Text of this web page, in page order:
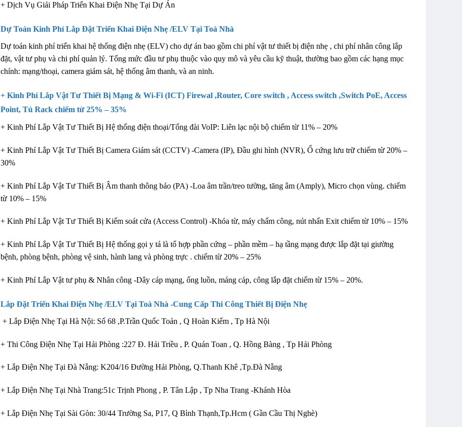
+ Dịch Vụ Giải Pháp Triển Khai Điện Nhẹ Tại Dự Án
Dự Toán Kinh Phí Lắp Đặt Triển Khai Điện Nhẹ /ELV Tại Toà Nhà
Dự toán kinh phí triển khai hệ thống điện nhẹ (ELV) cho dự án bao gồm chi phí vật tư thiết bị điện nhẹ , chi phí nhân công lắp
đặt, vật tư phụ và chi phí quản lý. Tổng mức đầu tư phụ thuộc vào quy mô và yêu cầu kỹ thuật, thường bao gồm các hạng mục
chính: mạng/thoại, camera giám sát, hệ thống âm thanh, và an ninh.
+ Kinh Phí Lắp Vật Tư Thiết Bị Mạng & Wi-Fi (ICT) Firewal ,Router, Core switch , Access switch ,Switch PoE, Access
Point, Tủ Rack chiếm từ 25% – 35%
+ Kinh Phí Lắp Vật Tư Thiết Bị Hệ thống điện thoại/Tổng đài VoIP: Liên lạc nội bộ chiếm từ 11% – 20%
+ Kinh Phí Lắp Vật Tư Thiết Bị Camera Giám sát (CCTV) -Camera (IP), Đầu ghi hình (NVR), Ổ cứng lưu trữ chiếm từ 20% –
30%
+ Kinh Phí Lắp Vật Tư Thiết Bị Âm thanh thông báo (PA) -Loa âm trần/treo tường, tăng âm (Amply), Micro chọn vùng. chiếm
từ 10% – 15%
+ Kinh Phí Lắp Vật Tư Thiết Bị Kiểm soát cửa (Access Control) -Khóa từ, máy chấm công, nút nhấn Exit chiếm từ 10% – 15%
+ Kinh Phí Lắp Vật Tư Thiết Bị Hệ thống gọi y tá là tổ hợp phần cứng – phần mềm – hạ tầng mạng được lắp đặt tại giường
bệnh, phòng bệnh, phòng vệ sinh, hành lang và phòng trực . chiếm từ 20% – 25%
+ Kinh Phí Lắp Vật tư phụ & Nhân công -Dây cáp mạng, ống luồn, máng cáp, công lắp đặt chiếm từ 15% – 20%.
Lắp Đặt Triển Khai Điện Nhẹ /ELV Tại Toà Nhà -Cung Cấp Thi Công Thiết Bị Điện Nhẹ
+ Lắp Điện Nhẹ Tại Hà Nội: Số 68 ,P.Trần Quốc Toản , Q Hoàn Kiếm , Tp Hà Nội
+ Thi Công Điện Nhẹ Tại Hải Phòng :227 Đ. Hải Triều , P. Quán Toan , Q. Hồng Bàng , Tp Hải Phòng
+ Lắp Điện Nhẹ Tại Đà Nẵng: K204/16 Đường Hải Phòng, Q.Thanh Khê ,Tp.Đà Nẵng
+ Lắp Điện Nhẹ Tại Nhà Trang:51c Trịnh Phong , P. Tân Lập , Tp Nha Trang -Khánh Hòa
+ Lắp Điện Nhẹ Tại Sài Gòn: 30/44 Trường Sa, P17, Q Bình Thạnh,Tp.Hcm ( Gần Cầu Thị Nghè)